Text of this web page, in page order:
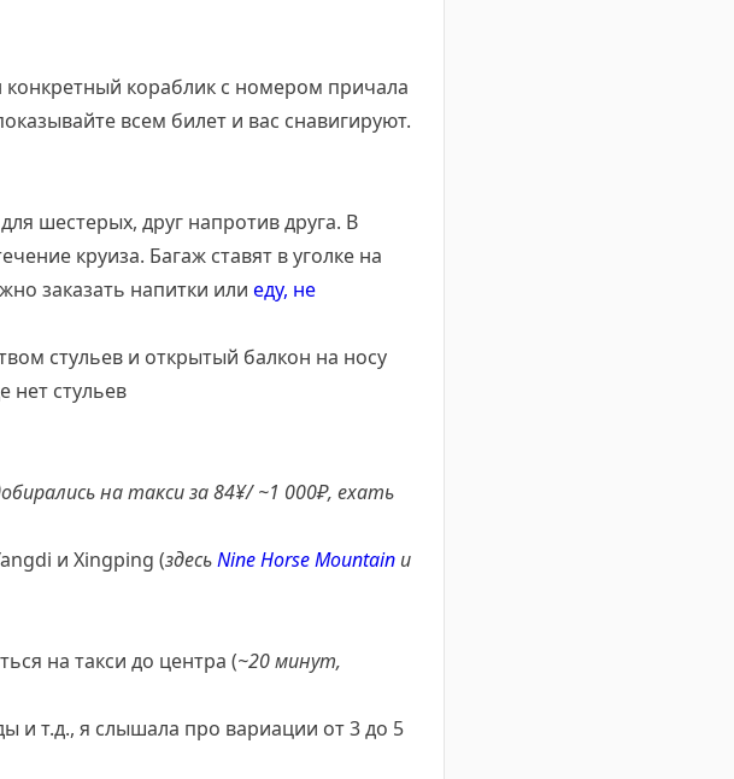
конкретный кораблик с номером причала
всем билет и вас снавигируют.
шестерых, друг напротив друга. В
круиза. Багаж ставят в уголке на
заказать напитки или еду, не
стульев и открытый балкон на носу
нет стульев
на такси за 84¥/ ~1 000₽, ехать
и Xingping (здесьNine Horse Mountain и
на такси до центра (~20 минут,
и т.д., я слышала про вариации от 3 до 5